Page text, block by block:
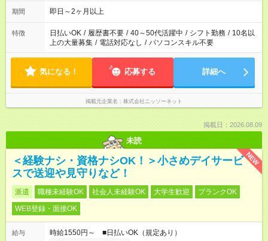
期間 即日～2ヶ月以上
特徴 日払いOK / 履歴書不要 / 40～50代活躍中 / シフト勤務 / 10名以
上の大量募集 / 電話対応なし / パソコンスキル不要
気になる！ 応募する 詳細へ
掲載元企業名 株式会社ニッソーネット
掲載日：2026.08.09
未読
NEW
＜経験ナシ・資格ナシOK！＞小さめデイサービ
スで送迎や見守りなど！
派遣 職種未経験OK 社会人未経験OK 大学生歓迎
ブランクOK
WEB登録・面接OK
給与
時給1550円～ ■日払いOK（規定あり）